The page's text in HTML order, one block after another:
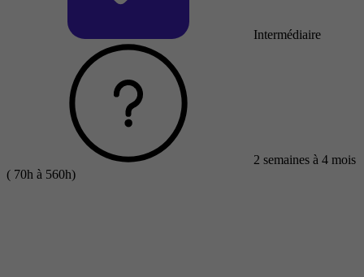
Intermédiaire
2 semaines à 4 mois
( 70h à 560h)